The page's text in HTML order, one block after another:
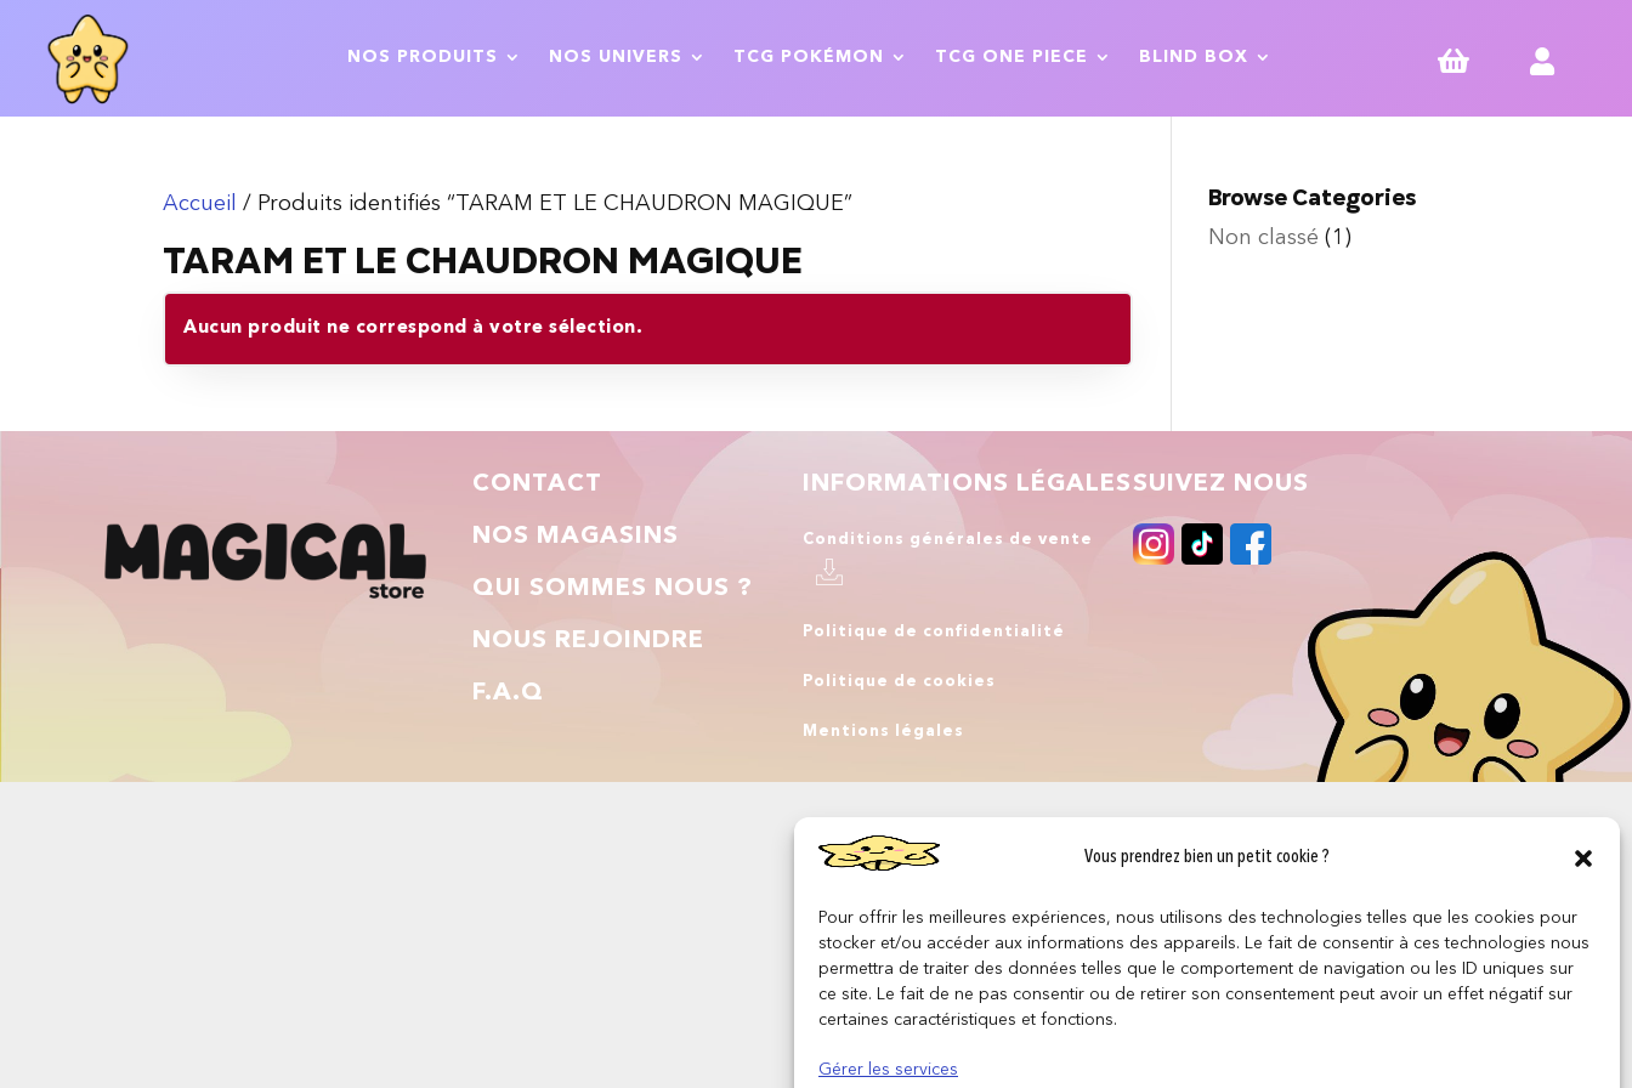
Vous prendrez bien un petit cookie ?
Pour offrir les meilleures expériences, nous utilisons des technologies telles que les cookies pour
stocker et/ou accéder aux informations des appareils. Le fait de consentir à ces technologies nous
permettra de traiter des données telles que le comportement de navigation ou les ID uniques sur
ce site. Le fait de ne pas consentir ou de retirer son consentement peut avoir un effet négatif sur
certaines caractéristiques et fonctions.
Gérer les services
NOS PRODUITS NOS UNIVERS TCG POKÉMON TCG ONE PIECE BLIND BOX  
Accueil / Produits identifiés “TARAM ET LE CHAUDRON MAGIQUE”
TARAM ET LE CHAUDRON MAGIQUE
Aucun produit ne correspond à votre sélection.
Browse Categories
Non classé (1)
CONTACT
NOS MAGASINS
QUI SOMMES NOUS ?
NOUS REJOINDRE
F.A.Q
INFORMATIONS LÉGALES
Conditions générales de vente
Politique de confidentialité
Politique de cookies
Mentions légales
SUIVEZ NOUS